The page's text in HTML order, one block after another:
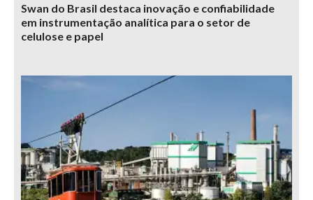
Swan do Brasil destaca inovação e confiabilidade
em instrumentação analítica para o setor de
celulose e papel